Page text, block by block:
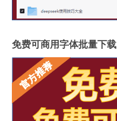
免费可商用字体批量下载